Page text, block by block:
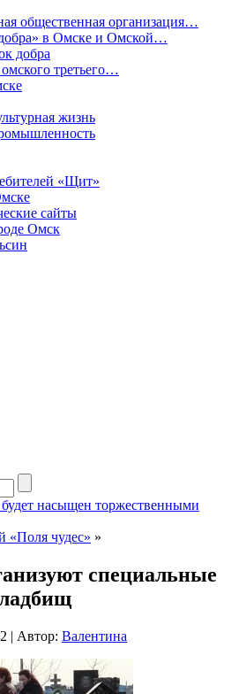
общественная организация…
в Омске и Омской…
добра
третьего…
жизнь
«Щит»
сайты
Омск
насыщен торжественными
«Поля чудес» »
специальные
| Автор: Валентина